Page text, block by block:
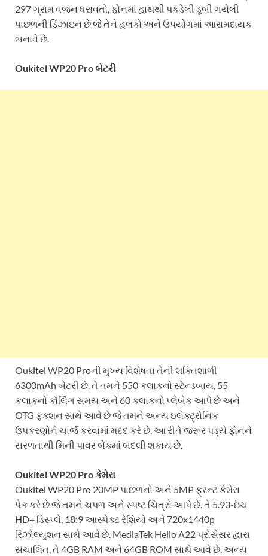
297 ગ્રામ વજન ધરાવતો, ફોનમાં હાથથી પકડેલી ડૂબી ગયેલી
પાછળની ડિઝાઇન છે જે તેને હલકો અને ઉપયોગમાં આરામદાયક
બનાવે છે.
Oukitel WP20 Pro બેટરી
Oukitel WP20 Proની મુખ્ય વિશેષતા તેની શક્તિશાળી
6300mAh બેટરી છે. તે તમને 550 કલાકનો સ્ટેન્ડબાય, 55
કલાકનો કૉલિંગ સમય અને 60 કલાકનો પ્લેબેક આપે છે અને
OTG ફંક્શન સાથે આવે છે જે તમને અન્ય ઇલેક્ટ્રોનિક
ઉપકરણોને ચાર્જ કરવામાં મદદ કરે છે. આ રીતે જરૂર પડ્યે ફોનને
સરળતાથી મિની પાવર બેંકમાં બદલી શકાય છે.
Oukitel WP20 Pro કેમેરા
Oukitel WP20 Pro 20MP પાછળનો અને 5MP ફ્રન્ટ કેમેરા
પેક કરે છે જે તમને ચપળ અને સ્પષ્ટ ચિત્રો આપે છે. તે 5.93-ઇંચ
HD+ ડિસ્પ્લે, 18:9 આસ્પેક્ટ રેશિયો અને 720x1440p
રિઝોલ્યુશન સાથે આવે છે. MediaTek Helio A22 પ્રોસેસર દ્વારા
સંચાલિત, તે 4GB RAM અને 64GB ROM સાથે આવે છે. અન્ય